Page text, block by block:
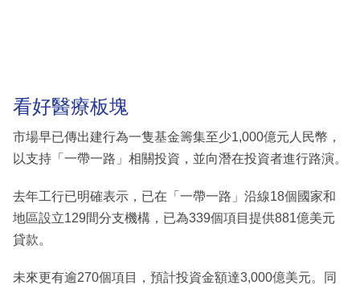
看好醫療板塊
市場早已傳出建行為一隻基金籌集至少1,000億元人民幣，
以支持「一帶一路」相關投資，並向潛在投資者進行路演。
去年工行已明確表示，已在「一帶一路」沿線18個國家和
地區設立129間分支機構，已為339個項目提供881億美元
貸款。
未來更有逾270個項目，預計投資金額達3,000億美元。同